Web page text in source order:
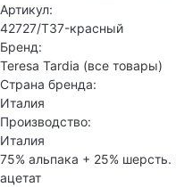
Артикул:
42727/T37-красный
Бренд:
Teresa Tardia (все товары)
Страна бренда:
Италия
Производство:
Италия
75% альпака + 25%
ацетат